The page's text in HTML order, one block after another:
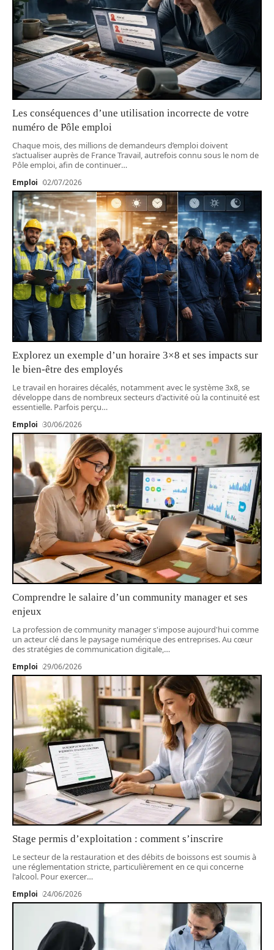
Les conséquences d’une utilisation incorrecte de votre
numéro de Pôle emploi
Chaque mois, des millions de demandeurs d’emploi doivent
s’actualiser auprès de France Travail, autrefois connu sous le nom de
Pôle emploi, afin de continuer…
Emploi 02/07/2026
Explorez un exemple d’un horaire 3×8 et ses impacts sur
le bien-être des employés
Le travail en horaires décalés, notamment avec le système 3x8, se
développe dans de nombreux secteurs d'activité où la continuité est
essentielle. Parfois perçu…
Emploi 30/06/2026
Comprendre le salaire d’un community manager et ses
enjeux
La profession de community manager s'impose aujourd'hui comme
un acteur clé dans le paysage numérique des entreprises. Au cœur
des stratégies de communication digitale, …
Emploi 29/06/2026
Stage permis d’exploitation : comment s’inscrire
Le secteur de la restauration et des débits de boissons est soumis à
une réglementation stricte, particulièrement en ce qui concerne
l'alcool. Pour exercer…
Emploi 24/06/2026